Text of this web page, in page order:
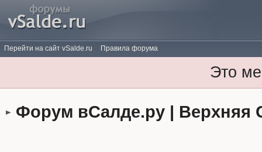
Перейти на сайт vSalde.ru Правила форума
Это
Форум вСалде.ру | Верхняя